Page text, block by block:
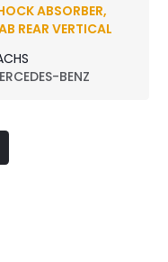
ABSORBER,
REAR VERTICAL
BENZ